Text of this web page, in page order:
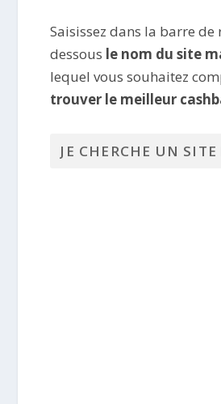
Saisissez dans la barre de
dessous le nom du site
lequel vous souhaitez
trouver le meilleur